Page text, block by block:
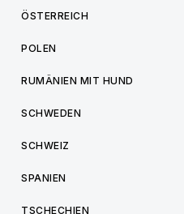
ÖSTERREICH
POLEN
RUMÄNIEN MIT HUND
SCHWEDEN
SCHWEIZ
SPANIEN
TSCHECHIEN